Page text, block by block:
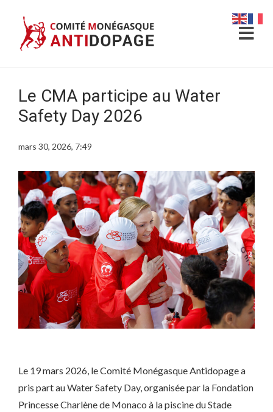
Le CMA participe au Water
Safety Day 2026
mars 30, 2026, 7:49
Le 19 mars 2026, le Comité Monégasque Antidopage a
pris part au Water Safety Day, organisée par la Fondation
Princesse Charlène de Monaco à la piscine du Stade